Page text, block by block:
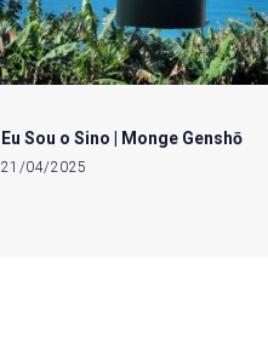
Eu Sou o Sino | Monge Genshō
21/04/2025